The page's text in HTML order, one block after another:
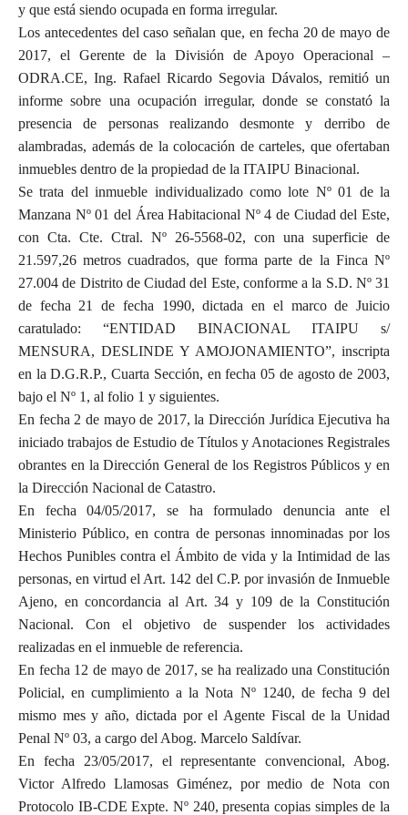
y que está siendo ocupada en forma irregular.
Los antecedentes del caso señalan que, en fecha 20 de mayo de
2017, el Gerente de la División de Apoyo Operacional –
ODRA.CE, Ing. Rafael Ricardo Segovia Dávalos, remitió un
informe sobre una ocupación irregular, donde se constató la
presencia de personas realizando desmonte y derribo de
alambradas, además de la colocación de carteles, que ofertaban
inmuebles dentro de la propiedad de la ITAIPU Binacional.
Se trata del inmueble individualizado como lote Nº 01 de la
Manzana Nº 01 del Área Habitacional Nº 4 de Ciudad del Este,
con Cta. Cte. Ctral. Nº 26-5568-02, con una superficie de
21.597,26 metros cuadrados, que forma parte de la Finca Nº
27.004 de Distrito de Ciudad del Este, conforme a la S.D. Nº 31
de fecha 21 de fecha 1990, dictada en el marco de Juicio
caratulado: “ENTIDAD BINACIONAL ITAIPU s/
MENSURA, DESLINDE Y AMOJONAMIENTO”, inscripta
en la D.G.R.P., Cuarta Sección, en fecha 05 de agosto de 2003,
bajo el Nº 1, al folio 1 y siguientes.
En fecha 2 de mayo de 2017, la Dirección Jurídica Ejecutiva ha
iniciado trabajos de Estudio de Títulos y Anotaciones Registrales
obrantes en la Dirección General de los Registros Públicos y en
la Dirección Nacional de Catastro.
En fecha 04/05/2017, se ha formulado denuncia ante el
Ministerio Público, en contra de personas innominadas por los
Hechos Punibles contra el Ámbito de vida y la Intimidad de las
personas, en virtud el Art. 142 del C.P. por invasión de Inmueble
Ajeno, en concordancia al Art. 34 y 109 de la Constitución
Nacional. Con el objetivo de suspender los actividades
realizadas en el inmueble de referencia.
En fecha 12 de mayo de 2017, se ha realizado una Constitución
Policial, en cumplimiento a la Nota Nº 1240, de fecha 9 del
mismo mes y año, dictada por el Agente Fiscal de la Unidad
Penal Nº 03, a cargo del Abog. Marcelo Saldívar.
En fecha 23/05/2017, el representante convencional, Abog.
Victor Alfredo Llamosas Giménez, por medio de Nota con
Protocolo IB-CDE Expte. Nº 240, presenta copias simples de la